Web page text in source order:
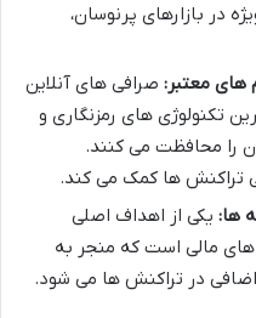
در بازارهای پرنوسان،
های معتبر: صرافی های آنلاین
تکنولوژی های رمزنگاری و
را محافظت می کنند.
تراکنش ها کمک می کند.
ها: یکی از اهداف اصلی
مالی است که منجر به
در تراکنش ها می شود.